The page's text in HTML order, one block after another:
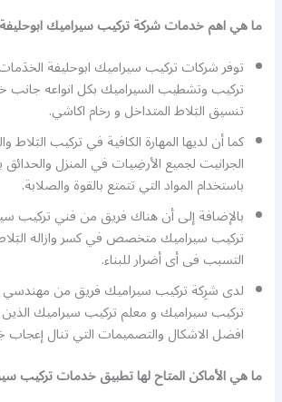
ما هي اهم خدمات شركة تركيب سيراميك
توفر شركات تركيب سيراميك ابوحليفة
تركيب وتشطيب السيراميك بكل انواعه جانب
تنسيق البَلاط المتداخل و رخام اكاشي.
كما أن لديها المهارة الكافية في تركيب البَلاط
الجرانيت لجميع الأرضِيات في المنزل والحدائق
باستخدام المواد التي تتمتع بالقوة والصلابة.
بالإضافة إلى أن هناك فريق من فني تركيب
تركيب سيراميك متخصص في كسر وازاله
التسبب فى أى أضرار للبناء.
لدى شرِكة تركيب سيراميك فريق من مهندسي
تركيب سيراميك و معلم تركيب سيراميك
افضل الاشكال والتصميمات التي تنال إعجاب
ما هي الأماكن المتاح لها تطبيق خدمات تركيب